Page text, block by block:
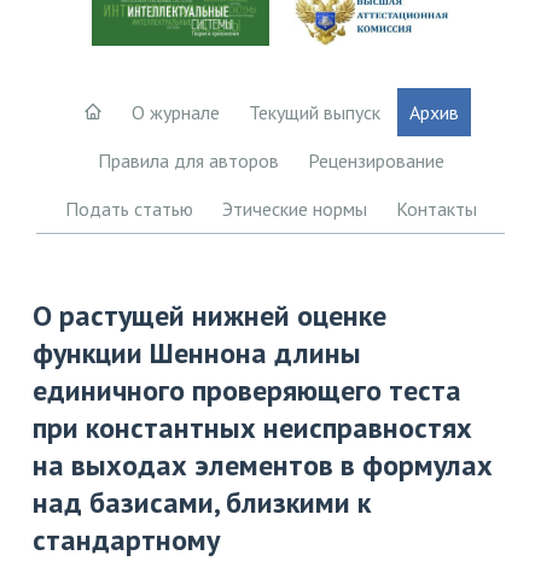
О журнале Текущий выпуск
Архив
Правила для авторов
Рецензирование
Подать статью
Этические нормы Контакты
О растущей нижней оценке
функции Шеннона длины
единичного проверяющего теста
при константных неисправностях
на выходах элементов в формулах
над базисами, близкими к
стандартному